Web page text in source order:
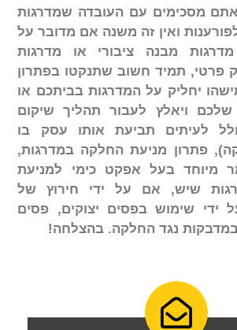
מסכימים עם העובדה שמדרגות
ואין זה משנה אם מדובר על
מבנה ציבורי או מדרגות
פרטי, תמיד חשוב שתנקטו בפתרון
יחליק על המדרגות בביתכם או
ויאלץ לעבור תהליך שיקום
לעיתים תביעת אותו עסק בו
פתרון מניעת החלקה במדרגות,
מיוחד בעל אפקט כימי למניעת
שיש, אם על ידי חירוץ של
ידי שימוש בפסים יצוקים, פסים
נגד החלקה. בהצלחה!